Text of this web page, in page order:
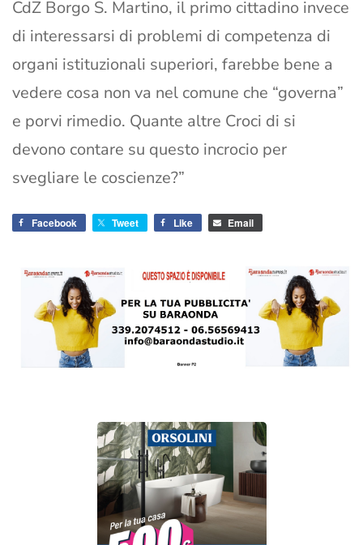
CdZ Borgo S. Martino, il primo cittadino invece
di interessarsi di problemi di competenza di
organi istituzionali superiori, farebbe bene a
vedere cosa non va nel comune che “governa”
e porvi rimedio. Quante altre Croci di si
devono contare su questo incrocio per
svegliare le coscienze?”
Facebook Tweet Like Email